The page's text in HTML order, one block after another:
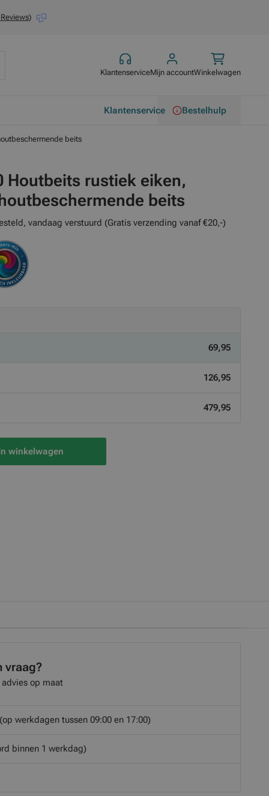
)
KlantenserviceMijn accountWinkelwagen
Klantenservice Bestelhulp
beits
Houtbeits rustiek eiken,
beits
vandaag verstuurd (Gratis verzending vanaf €20,-)
69,95
126,95
479,95
winkelwagen
vraag?
op maat
(op werkdagen tussen 09:00 en 17:00)
binnen 1 werkdag)